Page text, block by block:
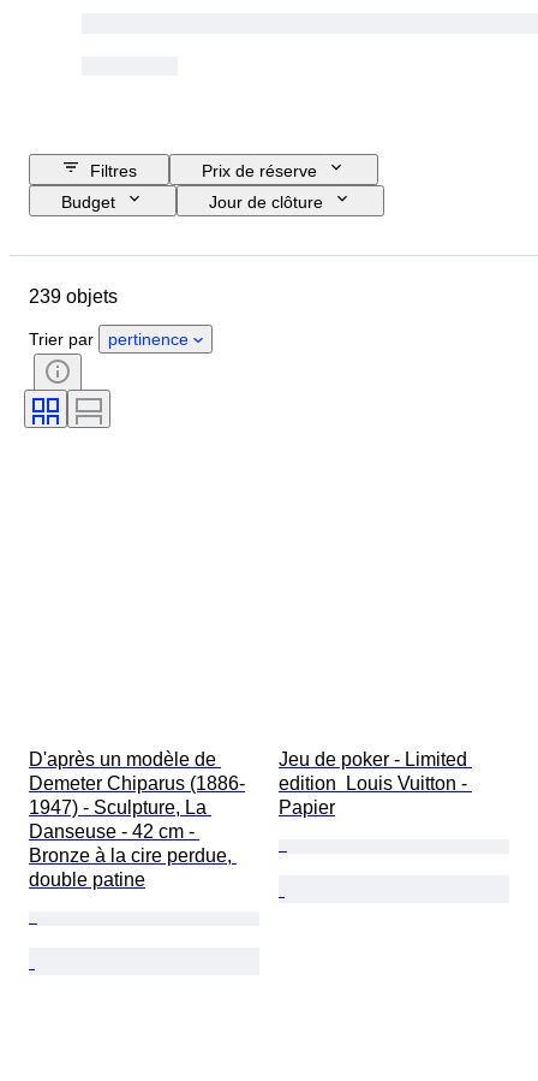
Filtres
Prix de réserve
Budget
Jour de clôture
Pays d’origine
Genre
État
Certificat
Technique
Édition
239 objets
Trier par pertinence
D'après un modèle de
Demeter Chiparus (1886-
1947) - Sculpture, La
Danseuse - 42 cm -
Bronze à la cire perdue,
double patine
Jeu de poker - Limited
edition  Louis Vuitton -
Papier